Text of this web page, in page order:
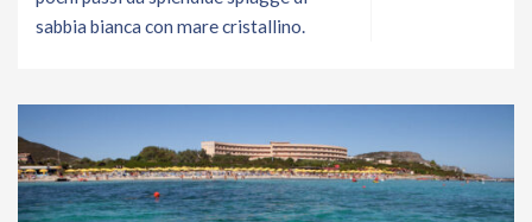
sabbia bianca con mare cristallino.